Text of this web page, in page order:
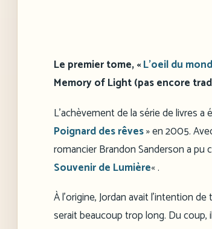
Le premier tome, «L’oeil du
Memory of Light (pas encore
L’achèvement de la série de livres
Poignard des rêves» en 2005.
romancier Brandon Sanderson a pu
Souvenir de Lumière« .
À l’origine, Jordan avait l’intention
serait beaucoup trop long. Du coup,